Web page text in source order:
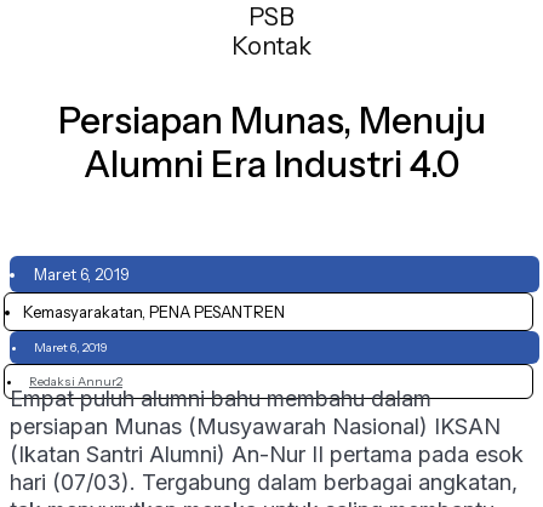
PSB
Kontak
Persiapan Munas, Menuju
Alumni Era Industri 4.0
Maret 6, 2019
Kemasyarakatan, PENA PESANTREN
Maret 6, 2019
Redaksi Annur2
Empat puluh alumni bahu membahu dalam
persiapan Munas (Musyawarah Nasional) IKSAN
(Ikatan Santri Alumni) An-Nur II pertama pada esok
hari (07/03). Tergabung dalam berbagai angkatan,